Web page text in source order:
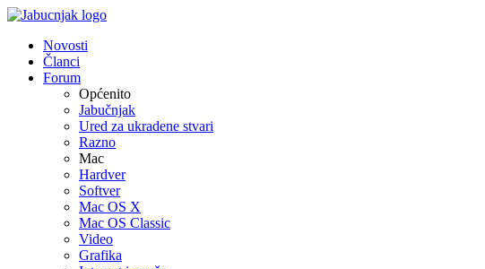
Novosti
Članci
Forum
Općenito
Jabučnjak
Ured za ukradene stvari
Razno
Mac
Hardver
Softver
Mac OS X
Mac OS Classic
Video
Grafika